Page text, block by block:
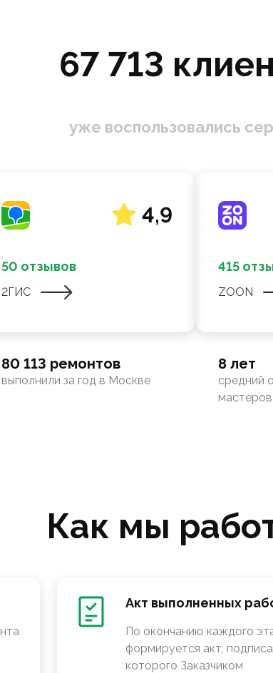
67 713
уже воспользовались
4,9
50 отзывов
2ГИС
80 113 ремонтов
выполнили за год в Москве
415
ZOON
8 лет
средний
Как мы
Акт выполненных
По окончанию каждого
формируется акт,
которого Заказчиком